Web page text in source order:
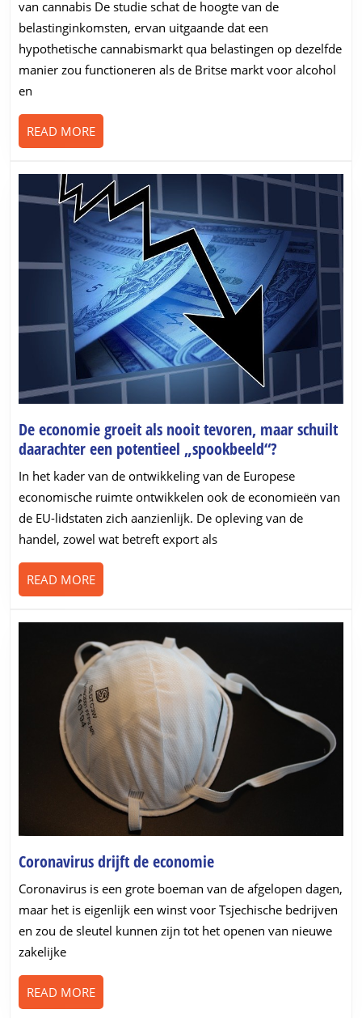
door
legalisering
van
cannabis
van cannabis De studie schat de hoogte van de
belastinginkomsten, ervan uitgaande dat een
hypothetische cannabismarkt qua belastingen op dezelfde
manier zou functioneren als de Britse markt voor alcohol
en
READ MOREREAD
MORE
De economie groeit als nooit tevoren, maar schuilt
daarachter een potentieel „spookbeeld“?
groeit
als
nooit
een
In het kader van de ontwikkeling van de Europese
economische ruimte ontwikkelen ook de economieën van
de EU-lidstaten zich aanzienlijk. De opleving van de
handel, zowel wat betreft export als
READ MOREREAD
MORE
Coronavirus drijft de economieCoronavirus
drijft
de
economie
Coronavirus is een grote boeman van de afgelopen dagen,
maar het is eigenlijk een winst voor Tsjechische bedrijven
en zou de sleutel kunnen zijn tot het openen van nieuwe
zakelijke
READ MOREREAD
MORE